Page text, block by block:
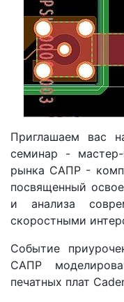
Приглашаем вас
семинар -
рынка САПР -
посвященный
и анализа
скоростными
Событие
САПР
печатных плат